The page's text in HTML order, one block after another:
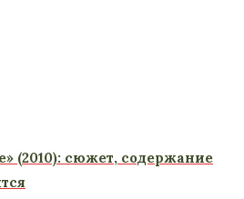
(2010): сюжет, содержание